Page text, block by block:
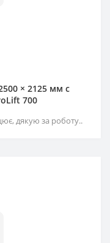
× 2125 мм c
700
дякую за роботу..